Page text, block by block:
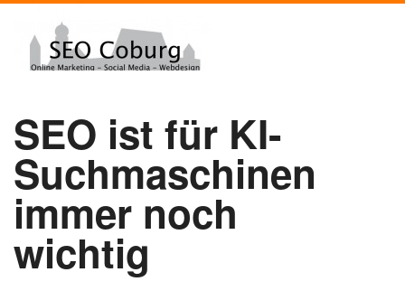
SEO ist für KI-
Suchmaschinen
immer noch
wichtig